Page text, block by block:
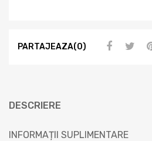
PARTAJEAZA(0)
DESCRIERE
INFORMAȚII SUPLIMENTARE